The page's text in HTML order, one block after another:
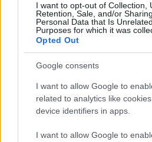
I want to opt-out of Collection,
Retention, Sale, and/or
Personal Data that Is
Purposes for which it was
Opted Out
Google consents
I want to allow Google to
related to analytics like
device identifiers in apps.
I want to allow Google to
Co za look!
Błąd nie błąd, czyli kontrol przyszła
Ciekawostki
dunder świśnie — Dunder, czyli
dermatolog— Dawniejsza nazwa
— Dosłowne znaczenie słowa